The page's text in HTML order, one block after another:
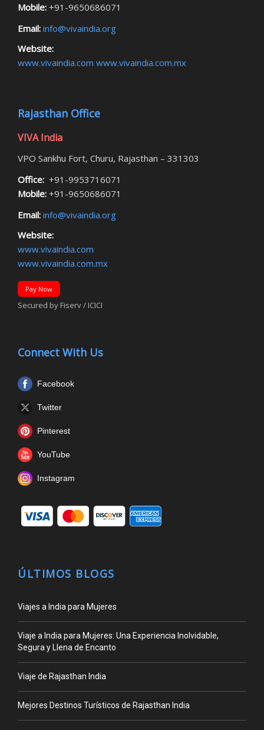
Mobile: +91-9650686071
Email: info@vivaindia.org
Website:
www.vivaindia.com www.vivaindia.com.mx
Rajasthan Office
VIVA India
VPO Sankhu Fort, Churu, Rajasthan – 331303
Office: +91-9953716071
Mobile: +91-9650686071
Email: info@vivaindia.org
Website:
www.vivaindia.com
www.vivaindia.com.mx
Pay Now
Secured by Fiserv / ICICI
Connect With Us
Facebook
Twitter
Pinterest
YouTube
Instagram
ÚLTIMOS BLOGS
Viajes a India para Mujeres
Viaje a India para Mujeres: Una Experiencia Inolvidable,
Segura y Llena de Encanto
Viaje de Rajasthan India
Mejores Destinos Turísticos de Rajasthan India